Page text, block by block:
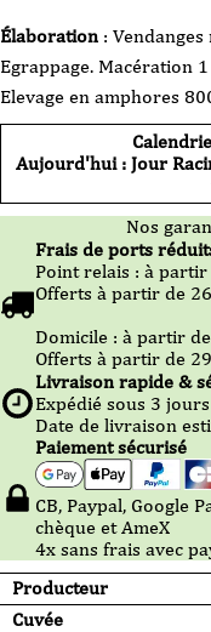
Élaboration :
Egrappage. Macération
Elevage en amphores
Aujourd'hui : Jour
Producteur
Cuvée
Nos
Frais de ports
Point relais : à partir
Offerts à partir de
Domicile : à partir
Offerts à partir de
Livraison rapide &
Expédié sous 3
Date de livraison
Paiement sécurisé
CB, Paypal, Google
chèque et AmeX
4x sans frais avec